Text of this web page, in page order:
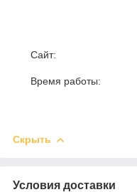
Сайт:
Время работы:
Скрыть
Условия доставки